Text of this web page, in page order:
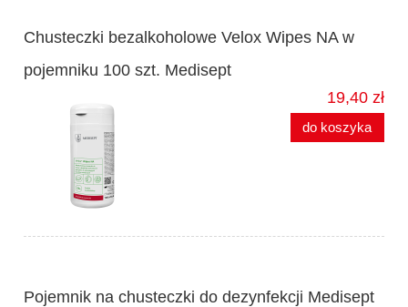
Chusteczki bezalkoholowe Velox Wipes NA w
pojemniku 100 szt. Medisept
19,40 zł
do koszyka
Pojemnik na chusteczki do dezynfekcji Medisept